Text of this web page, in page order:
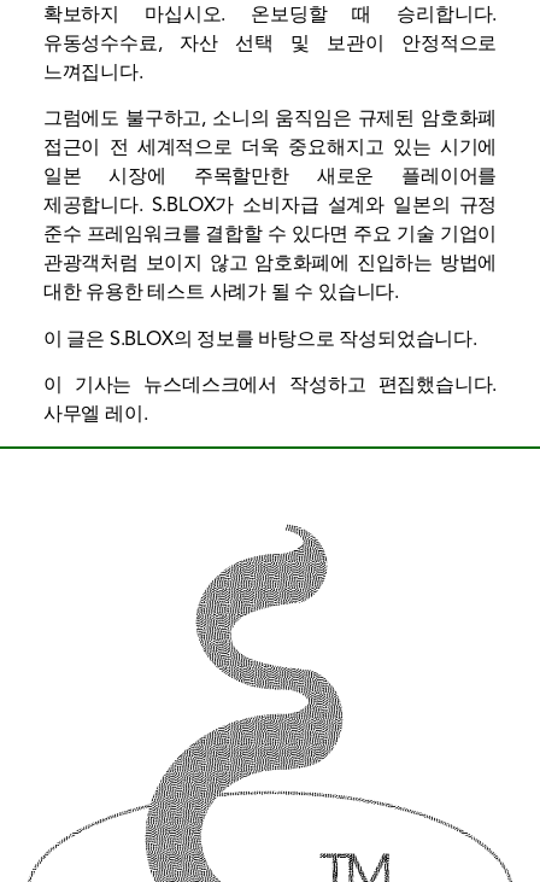
확보하지 마십시오. 온보딩할 때 승리합니다.
유동성수수료, 자산 선택 및 보관이 안정적으로
느껴집니다.
그럼에도 불구하고, 소니의 움직임은 규제된 암호화폐
접근이 전 세계적으로 더욱 중요해지고 있는 시기에
일본 시장에 주목할만한 새로운 플레이어를
제공합니다. S.BLOX가 소비자급 설계와 일본의 규정
준수 프레임워크를 결합할 수 있다면 주요 기술 기업이
관광객처럼 보이지 않고 암호화폐에 진입하는 방법에
대한 유용한 테스트 사례가 될 수 있습니다.
이 글은 S.BLOX의 정보를 바탕으로 작성되었습니다.
이 기사는 뉴스데스크에서 작성하고 편집했습니다.
사무엘 레이 .